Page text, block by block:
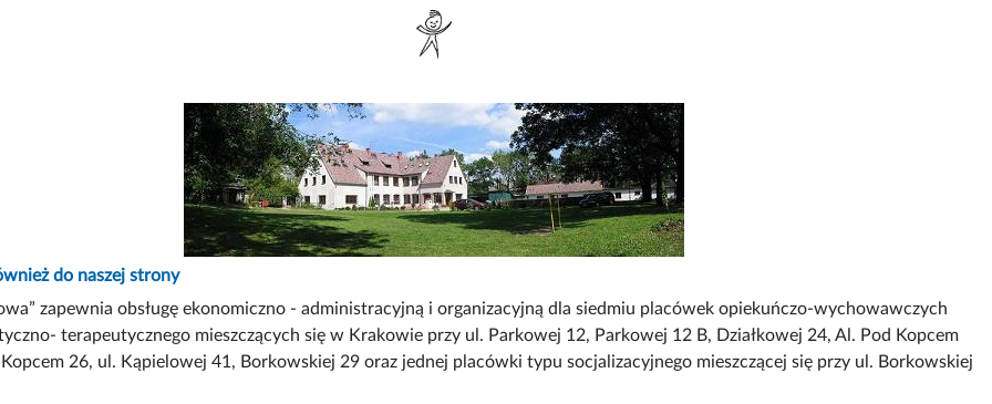
do naszej strony
zapewnia obsługę ekonomiczno - administracyjną i organizacyjną dla siedmiu placówek opiekuńczo-wychowawczych
terapeutycznego mieszczących się w Krakowie przy ul. Parkowej 12, Parkowej 12 B, Działkowej 24, Al. Pod Kopcem
26, ul. Kąpielowej 41, Borkowskiej 29 oraz jednej placówki typu socjalizacyjnego mieszczącej się przy ul. Borkowskiej